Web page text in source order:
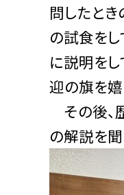
問したと
の試食を
に説明を
迎の旗を嬉
その後、
の解説を